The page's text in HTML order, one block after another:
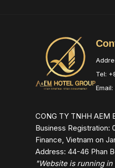
Tel:
CONG TY TNHH AEM
Business Registration:
Finance, Vietnam on
Address: 44-46 Phan
"Website is running